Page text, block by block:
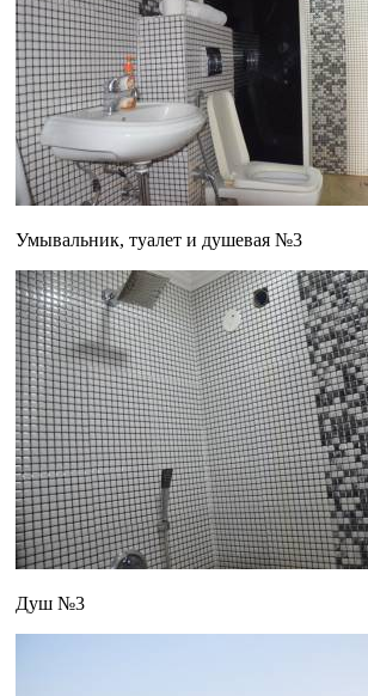
Умывальник, туалет и душевая №3
Душ №3